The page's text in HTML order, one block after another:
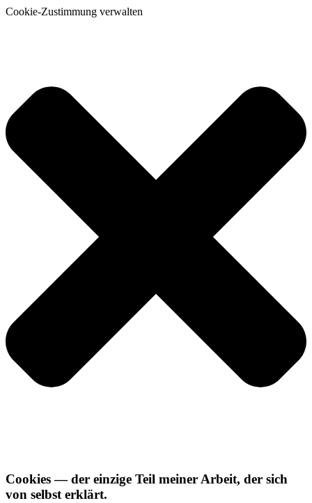
Cookie-Zustimmung verwalten
Cookies — der einzige Teil meiner Arbeit, der sich
von selbst erklärt.